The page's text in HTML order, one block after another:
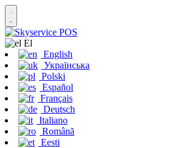
Εl
English
Українська
Polski
Español
Français
Deutsch
Italiano
Română
Eesti